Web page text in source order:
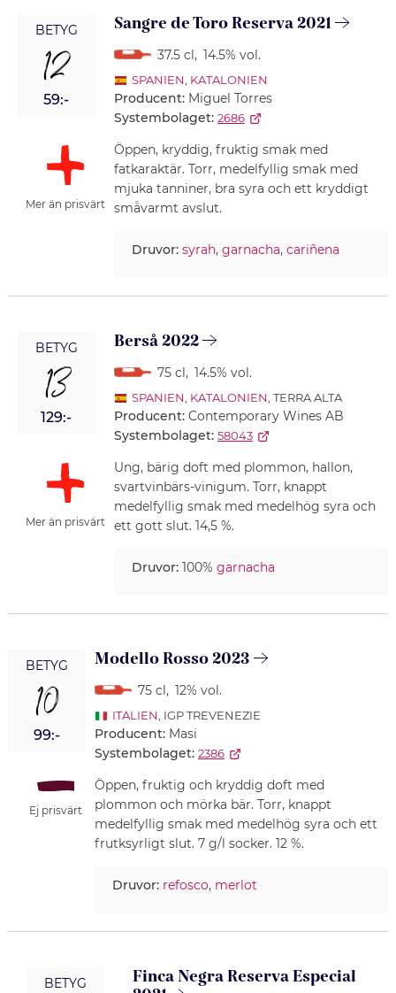
BETYG
12
59:-
Mer än prisvärt
Sangre de Toro Reserva 2021
37.5 cl, 14.5% vol.
SPANIEN KATALONIEN
Producent: Miguel Torres
Systembolaget: 2686
Öppen, kryddig, fruktig smak med
fatkaraktär. Torr, medelfyllig smak med
mjuka tanniner, bra syra och ett kryddigt
småvarmt avslut.
Druvor: syrah, garnacha, cariñena
BETYG
13
129:-
Mer än prisvärt
Berså 2022
75 cl, 14.5% vol.
SPANIEN KATALONIEN , TERRA ALTA
Producent: Contemporary Wines AB
Systembolaget: 58043
Ung, bärig doft med plommon, hallon,
svartvinbärs-vinigum. Torr, knappt
medelfyllig smak med medelhög syra och
ett gott slut. 14,5 %.
Druvor:100% garnacha
BETYG
10
99:-
Ej prisvärt
Modello Rosso 2023
75 cl, 12% vol.
ITALIEN , IGP TREVENEZIE
Producent: Masi
Systembolaget: 2386
Öppen, fruktig och kryddig doft med
plommon och mörka bär. Torr, knappt
medelfyllig smak med medelhög syra och ett
frutksyrligt slut. 7 g/l socker. 12 %.
Druvor: refosco, merlot
BETYG
Finca Negra Reserva Especial